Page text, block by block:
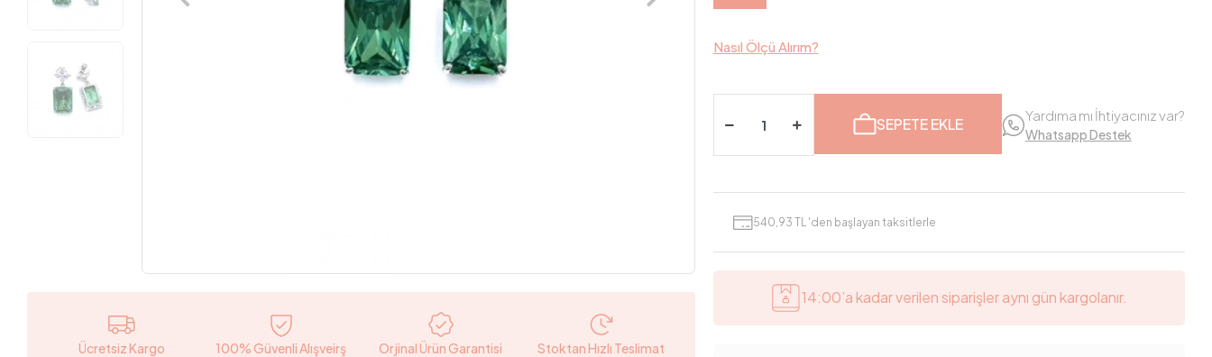
Ücretsiz Kargo 100% Güvenli Alışveirş Orjinal Ürün Garantisi Stoktan Hızlı Teslimat
Nasıl Ölçü Alırım?
SEPETE EKLE Yardıma mı İhtiyacınız var?
Whatsapp Destek
540,93 TL 'den başlayan taksitlerle
14:00’a kadar verilen siparişler aynı gün kargolanır.